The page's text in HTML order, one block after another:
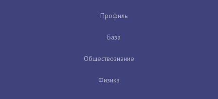
Профиль
База
Обществознание
Физика